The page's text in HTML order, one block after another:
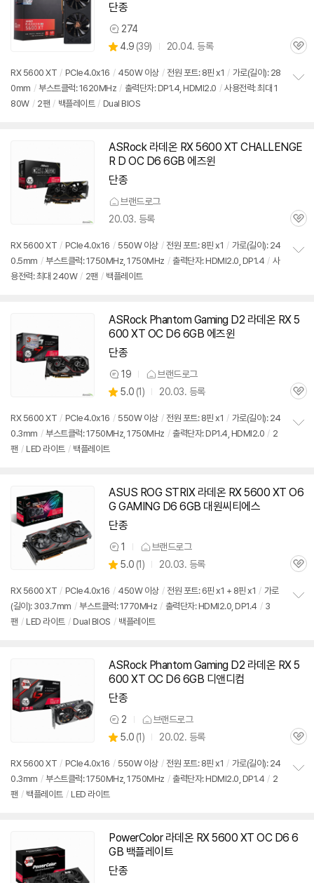
단종
상
품
견
274
별
점
4.9 (상
리
뷰
39) 20.04. 등록
관
RX 5600 XT / PCIe4.0x16 / 450W 이상 / 전원 포트: 8핀 x1 / 가로(길이): 28
0mm / 부스트클럭: 1620MHz / 출력단자: DP1.4, HDMI2.0 / 사용전력: 최대 1
80W / 2팬 / 백플레이트 / Dual BIOS
기
ASRock 라데온 RX 5600 XT CHALLENGE
R D OC D6 6GB 에즈윈
단종
브랜드로그
20.03. 등록
관
RX 5600 XT / PCIe4.0x16 / 550W 이상 / 전원 포트: 8핀 x1 / 가로(길이): 24
0.5mm / 부스트클럭: 1750MHz, 1750MHz / 출력단자: HDMI2.0, DP1.4 / 사
용전력: 최대 240W / 2팬 / 백플레이트
기
ASRock Phantom Gaming D2 라데온 RX 5
600 XT OC D6 6GB 에즈윈
단종
상
품
견
19 브랜드로그
별
점
5.0 (상
리
뷰
1) 20.03. 등록
관
RX 5600 XT / PCIe4.0x16 / 550W 이상 / 전원 포트: 8핀 x1 / 가로(길이): 24
0.3mm / 부스트클럭: 1750MHz, 1750MHz / 출력단자: DP1.4, HDMI2.0 / 2
팬 / LED 라이트 / 백플레이트
기
ASUS ROG STRIX 라데온 RX 5600 XT O6
G GAMING D6 6GB 대원씨티에스
단종
상
품
견
1 브랜드로그
별
점
5.0 (상
리
뷰
1) 20.03. 등록
관
RX 5600 XT / PCIe4.0x16 / 450W 이상 / 전원 포트: 6핀 x1 + 8핀 x1 / 가로
(길이): 303.7mm / 부스트클럭: 1770MHz / 출력단자: HDMI2.0, DP1.4 / 3
팬 / LED 라이트 / Dual BIOS / 백플레이트
기
ASRock Phantom Gaming D2 라데온 RX 5
600 XT OC D6 6GB 디앤디컴
단종
상
품
견
2 브랜드로그
별
점
5.0 (상
리
뷰
1) 20.02. 등록
관
RX 5600 XT / PCIe4.0x16 / 550W 이상 / 전원 포트: 8핀 x1 / 가로(길이): 24
0.3mm / 부스트클럭: 1750MHz, 1750MHz / 출력단자: HDMI2.0, DP1.4 / 2
팬 / 백플레이트 / LED 라이트
PowerColor 라데온 RX 5600 XT OC D6 6
GB 백플레이트
단종